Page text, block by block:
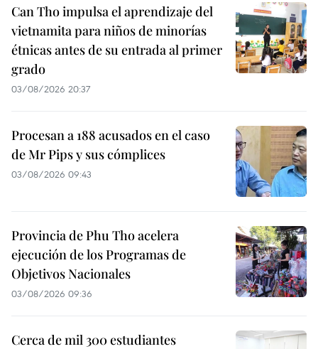
Can Tho impulsa el aprendizaje del
vietnamita para niños de minorías
étnicas antes de su entrada al primer
grado
03/08/2026 20:37
Procesan a 188 acusados en el caso
de Mr Pips y sus cómplices
03/08/2026 09:43
Provincia de Phu Tho acelera
ejecución de los Programas de
Objetivos Nacionales
03/08/2026 09:36
Cerca de mil 300 estudiantes